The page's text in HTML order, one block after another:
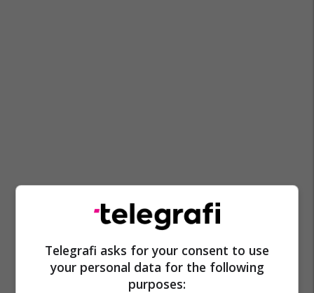
Telegrafi asks for your consent to use
your personal data for the following
purposes: